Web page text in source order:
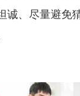
、尽量避免